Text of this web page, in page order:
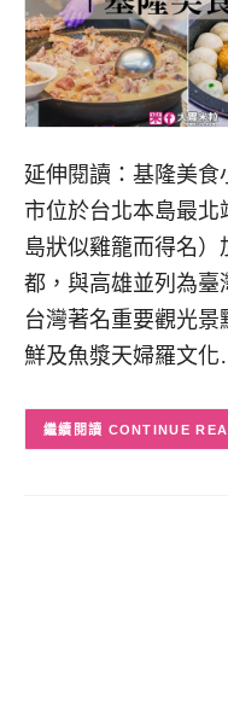
延伸閱讀：基隆美
市位於台北本島最
島狀似雞籠而得名
都，與高雄並列為臺
台灣著名重要觀光
鮮及魚漿天婦羅文
CONTINUE